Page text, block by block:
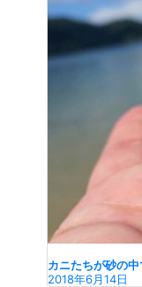
カニたちが砂の
2018年6月14日